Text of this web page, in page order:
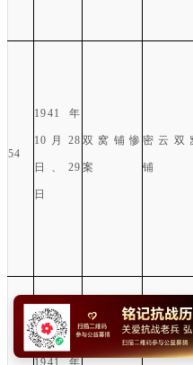
54
1941 年
10 月 28
日、 29
日
双窝铺惨
案
密云双
铺